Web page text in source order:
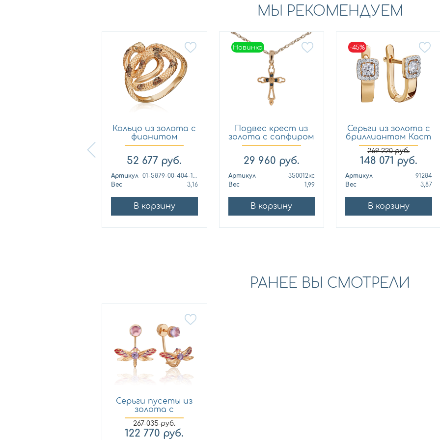
МЫ РЕКОМЕНДУЕМ
Кольцо из золота с
фианитом
Платина 0...
52 677 руб.
Артикул
01-5879-00-404-1110
Вес
3,16
В корзину
Новинка
Новинка
Подвес крест из
золота с сапфиром
Кло...
29 960 руб.
Артикул
350012кс
Вес
1,99
В корзину
-45%
Серьги из золота с
бриллиантом Каст
ю...
269 220руб.
148 071 руб.
Артикул
91284
Вес
3,87
В корзину
РАНЕЕ ВЫ СМОТРЕЛИ
Серьги пусеты из
золота с
аметистом и...
267 035руб.
122 770 руб.